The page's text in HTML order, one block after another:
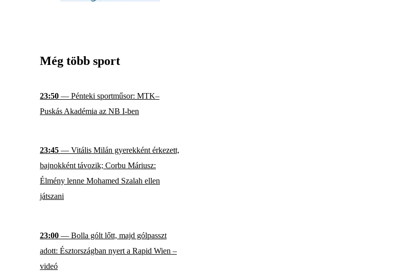
Még több sport
23:50 — Pénteki sportműsor: MTK–
Puskás Akadémia az NB I-ben
23:45 — Vitális Milán gyerekként érkezett,
bajnokként távozik; Corbu Máriusz:
Élmény lenne Mohamed Szalah ellen
játszani
23:00 — Bolla gólt lőtt, majd gólpasszt
adott: Észtországban nyert a Rapid Wien –
videó